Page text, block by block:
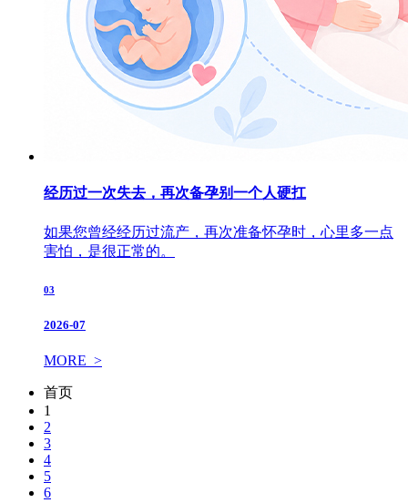
经历过一次失去，再次备孕别一个人硬扛
如果您曾经经历过流产，再次准备怀孕时，心里多一点
害怕，是很正常的。
03
2026-07
MORE >
首页
1
2
3
4
5
6